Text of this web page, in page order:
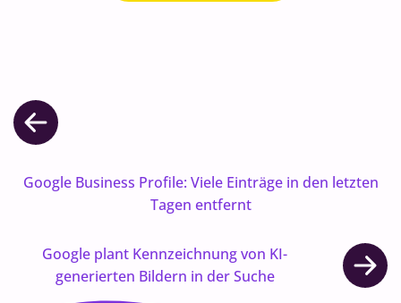
Google Business Profile: Viele Einträge in den letzten
Tagen entfernt
Google plant Kennzeichnung von KI-
generierten Bildern in der Suche